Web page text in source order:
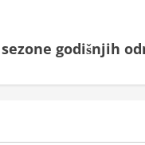
godišnjih